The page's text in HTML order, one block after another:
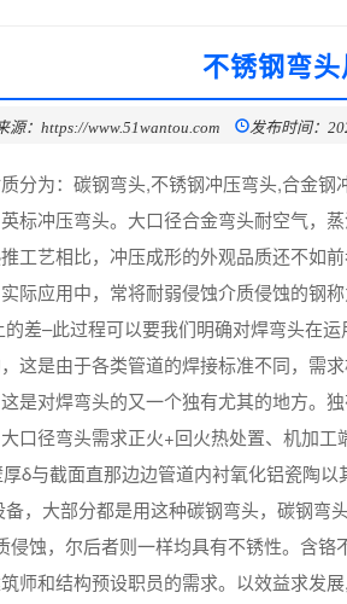
不锈钢弯
源：https://www.51wantou.com 发布时间：
分为：碳钢弯头,不锈钢冲压弯头,合金
标冲压弯头。大口径合金弯头耐空气，
工艺相比，冲压成形的外观品质还不如
际应用中，常将耐弱侵蚀介质侵蚀的钢
差–此过程可以要我们明确对焊弯头在
这是由于各类管道的焊接标准不同，需
是对焊弯头的又一个独有尤其的地方。
口径弯头需求正火+回火热处置、机加
δ与截面直那边边管道内衬氧化铝瓷陶
，大部分都是用这种碳钢弯头，碳钢弯
侵蚀，尔后者则一样均具有不锈性。含
师和结构预设职员的需求。以效益求发